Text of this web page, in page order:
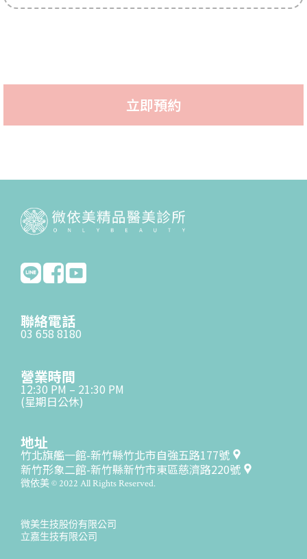
立即預約
聯絡電話
03 658 8180
營業時間
12:30 PM – 21:30 PM
(星期日公休)
地址
竹北旗艦一館-新竹縣竹北市自強五路177號
新竹形象二館-新竹縣新竹市東區慈濟路220號
微依美 © 2022 All Rights Reserved.
微美生技股份有限公司
立嘉生技有限公司